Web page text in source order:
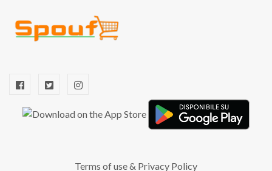
Terms of use& Privacy Policy